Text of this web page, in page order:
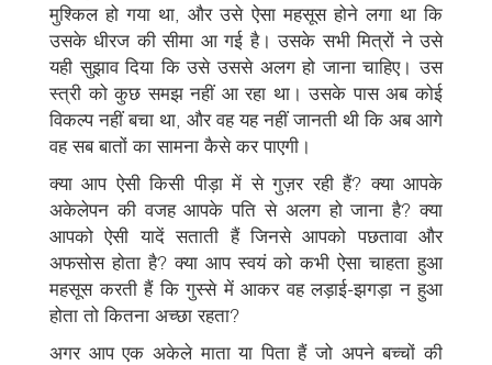
मुश्किल हो गया था, और उसे ऐसा महसूस होने लगा था कि
उसके धीरज की सीमा आ गई है। उसके सभी मित्रों ने उसे
यही सुझाव दिया कि उसे उससे अलग हो जाना चाहिए। उस
स्त्री को कुछ समझ नहीं आ रहा था। उसके पास अब कोई
विकल्प नहीं बचा था, और वह यह नहीं जानती थी कि अब आगे
वह सब बातों का सामना कैसे कर पाएगी।
क्या आप ऐसी किसी पीड़ा में से गुज़र रही हैं? क्या आपके
अकेलेपन की वजह आपके पति से अलग हो जाना है? क्या
आपको ऐसी यादें सताती हैं जिनसे आपको पछतावा और
अफसोस होता है? क्या आप स्वयं को कभी ऐसा चाहता हुआ
महसूस करती हैं कि गुस्से में आकर वह लड़ाई-झगड़ा न हुआ
होता तो कितना अच्छा रहता?
अगर आप एक अकेले माता या पिता हैं जो अपने बच्चों की